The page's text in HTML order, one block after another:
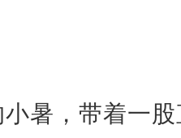
暑，带着一